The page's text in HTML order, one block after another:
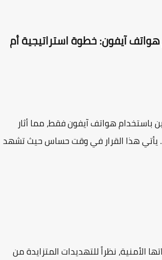
آيفون: خطوة استراتيجية أم
هواتف آيفون فقط، مما أثار
يأتي هذا القرار في وقت حساس حيث تشهد
الأمنية، نظراً للتهديدات المتزايدة من